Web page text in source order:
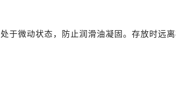
务中心（需提前预约）
）
于微动状态，防止润滑油凝固。存放时远